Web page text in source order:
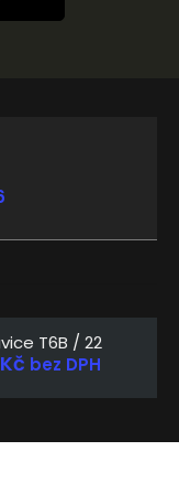
T6B / 22
Kč bez DPH